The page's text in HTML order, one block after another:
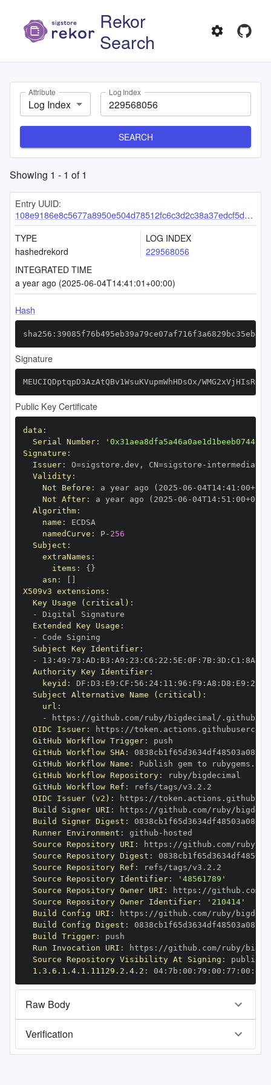
Rekor
Search
Attribute
Log Index
Log Index
SEARCH
Showing 1 - 1 of1
Entry UUID:
108e9186e8c5677a8950e504d78512fc6c3d2c38a37edcf5d69fed8e0d5cf67d3a0fe59ffa6ef3d5
TYPE
hashedrekord
LOG INDEX
229568056
INTEGRATED TIME
a year ago (2025-06-04T14:41:01+00:00)
Hash
Signature
MEUCIQDptqpD3AzAtQBv1WsuKVupmWhHDsOx/
Public Key Certificate
data :
Serial Number:
Signature :
Issuer: O=sigstore.dev , CN=sigstore -
Validity:
Not Before : a year ago (2025 -06 -04T14: 41 : 00+00
Not After: a year ago (2025 -06 -04T14: 51 : 00+00
Algorithm:
name :
namedCurve : P- 256
Subject :
extraNames :
items : { }
asn :
X509v3 extensions :
Key Usage (critical) :
-
Extended Key Usage :
-
Subject Key Identifier:
-
13 : 49 : 73 : AD : B3 : A9 : 23 : C6 : 22 : 5E : 0F : 7B: 3D : C1 : 8A
Authority Key Identifier:
keyid : DF : D3 : E9 : CF : 56 : 24: 11 : 96 : F9 : A8 : D8 : E9 : 28
Subject Alternative Name (critical) :
url :
-
https :
OIDC Issuer: https :
GitHub Workflow Trigger:
GitHub Workflow SHA:
GitHub Workflow Name :
GitHub Workflow Repository:
GitHub Workflow Ref :
OIDC Issuer (v2) : https :
Build Signer URI : https :
Build Signer Digest :
Runner Environment : github -
Source Repository URI : https :
Source Repository Digest :
Source Repository Ref :
Source Repository Identifier:
'48561789'
Source Repository Owner URI : https :
Source Repository Owner Identifier:
'210414'
Build Config URI : https :
Build Config Digest :
Build Trigger:
Run Invocation URI : https :
Source Repository Visibility At Signing :
1.3.6.1.4.1.11129.2.4.2 : 04: 7b : 00 : 79 : 00 : 77 : 00 : dd
Raw Body
Verification